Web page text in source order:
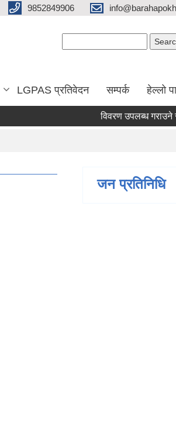
9852849906
LGPAS प्रतिवेदन सम्पर्क हेल्लो
विवरण उपलब्ध गराउने
जन प्रतिनिधि